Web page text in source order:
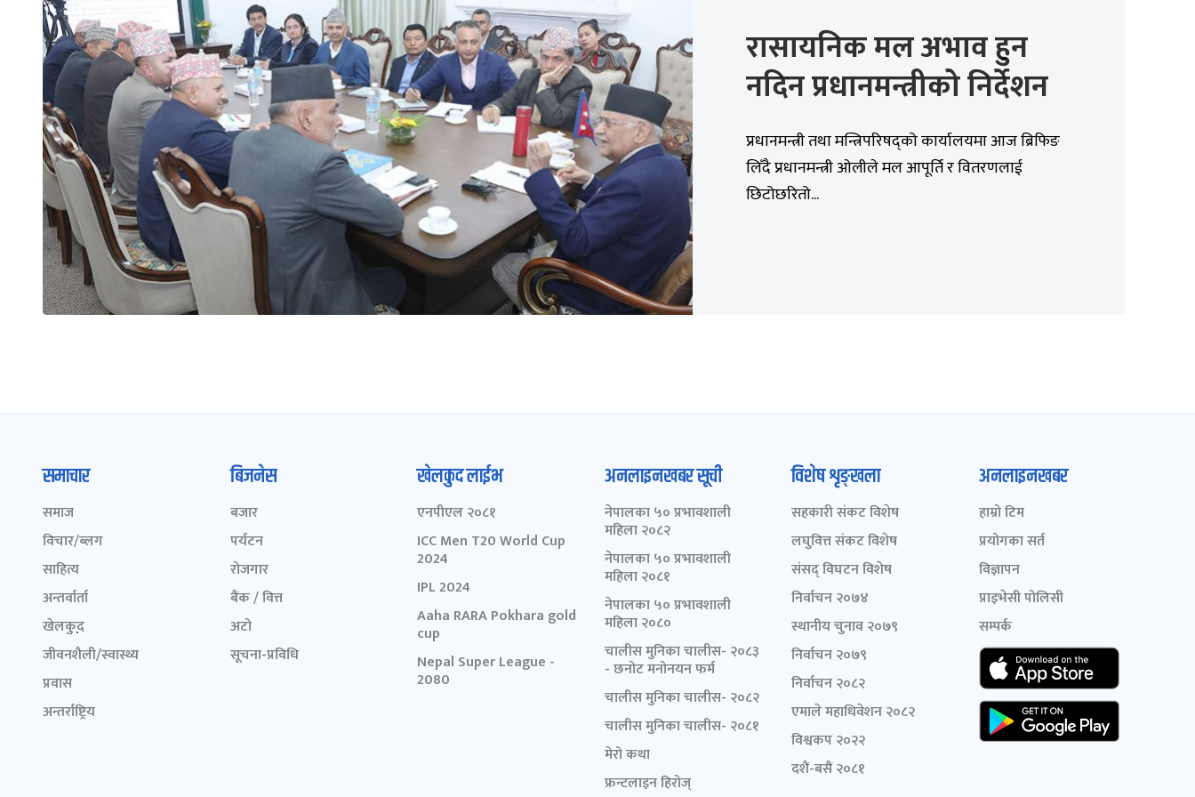
रासायनिक मल अभाव हुन
नदिन प्रधानमन्त्रीको निर्देशन
प्रधानमन्त्री तथा मन्त्रिपरिषद्को कार्यालयमा आज ब्रिफिङ
लिँदै प्रधानमन्त्री ओलीले मल आपूर्ति र वितरणलाई
छिटोछरितो...
समाचार
समाज
विचार/ब्लग
साहित्य
अन्तर्वार्ता
खेलकुद़़
जीवनशैली/स्वास्थ्य
प्रवास
अन्तर्राष्ट्रिय
बिजनेस
बजार
पर्यटन
रोजगार
बैंक / वित्त
अटो
सूचना-प्रविधि
खेलकुद लाईभ
एनपीएल २०८१
ICC Men T20 World Cup
2024
IPL 2024
Aaha RARA Pokhara gold
cup
Nepal Super League -
2080
अनलाइनखबर सूची
नेपालका ५० प्रभावशाली
महिला २०८२
नेपालका ५० प्रभावशाली
महिला २०८१
नेपालका ५० प्रभावशाली
महिला २०८०
चालीस मुनिका चालीस- २०८३
- छनोट मनोनयन फर्म
चालीस मुनिका चालीस- २०८२
चालीस मुनिका चालीस- २०८१
मेरो कथा
फ्रन्टलाइन हिरोज्
विशेष शृङ्खला
सहकारी संकट विशेष
लघुवित्त संकट विशेष
संसद् विघटन विशेष
निर्वाचन २०७४
स्थानीय चुनाव २०७९
निर्वाचन २०७९
निर्वाचन २०८२
एमाले महाधिवेशन २०८२
विश्वकप २०२२
दशैं-बसैं २०८१
अनलाइनखबर
हाम्रो टिम
प्रयोगका सर्त
विज्ञापन
प्राइभेसी पोलिसी
सम्पर्क